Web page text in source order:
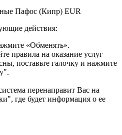
Пафос (Кипр) EUR
действия:
«Обменять».
правила на оказание услуг
поставьте галочку и нажмите
перенаправит Вас на
где будет информация о ее